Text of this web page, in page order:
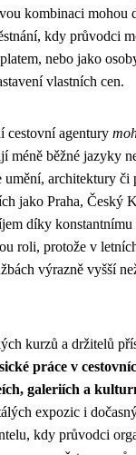
kombinaci mohou
kdy průvodci
nebo jako
vlastních cen.
cestovní agentury
méně běžné jazyky
architektury
jako Praha, Český
díky konstantnímu
roli, protože v
výrazně vyšší
kurzů a držitelů
práce v
galeriích a
expozic i
kdy průvodci